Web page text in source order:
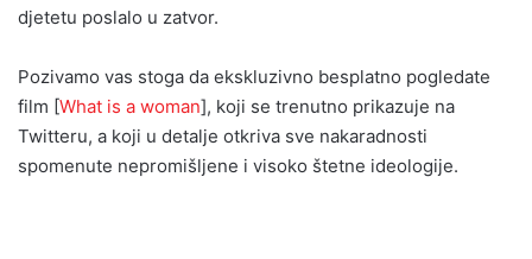
djetetu poslalo u zatvor.
Pozivamo vas stoga da ekskluzivno besplatno pogledate
film [What is a woman], koji se trenutno prikazuje na
Twitteru, a koji u detalje otkriva sve nakaradnosti
spomenute nepromišljene i visoko štetne ideologije.